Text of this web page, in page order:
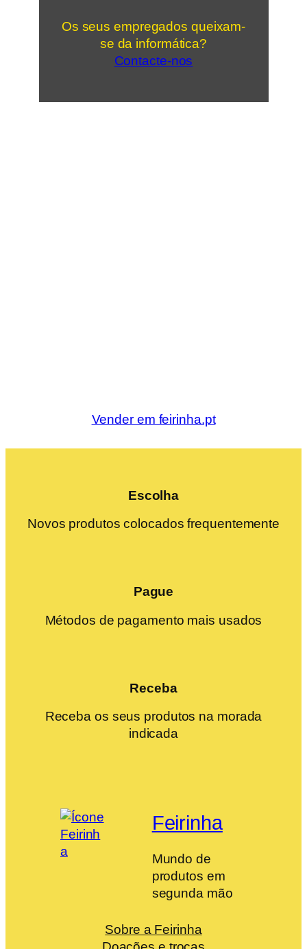
Os seus empregados queixam-
se da informática?
Contacte-nos
Vender em feirinha.pt
Escolha
Novos produtos colocados frequentemente
Pague
Métodos de pagamento mais usados
Receba
Receba os seus produtos na morada
indicada
Feirinha
Mundo de
produtos em
segunda mão
Sobre a Feirinha